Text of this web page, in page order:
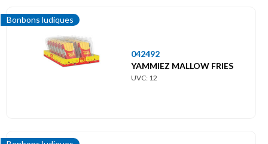
Bonbons ludiques
042492
YAMMIEZ MALLOW FRIES
UVC: 12